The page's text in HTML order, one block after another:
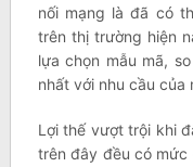
nối mạng là đã có
trên thị trường hiện
lựa chọn mẫu mã,
nhất với nhu cầu của
Lợi thế vượt trội khi
trên đây đều có mức